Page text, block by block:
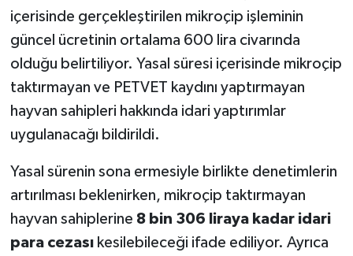
içerisinde gerçekleştirilen mikroçip işleminin
güncel ücretinin ortalama 600 lira civarında
olduğu belirtiliyor. Yasal süresi içerisinde mikroçip
taktırmayan ve PETVET kaydını yaptırmayan
hayvan sahipleri hakkında idari yaptırımlar
uygulanacağı bildirildi.
Yasal sürenin sona ermesiyle birlikte denetimlerin
artırılması beklenirken, mikroçip taktırmayan
hayvan sahiplerine 8 bin 306 liraya kadar idari
para cezasıkesilebileceği ifade ediliyor. Ayrıca